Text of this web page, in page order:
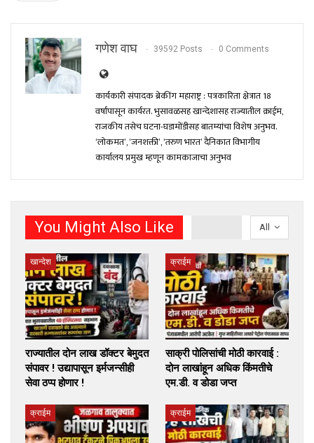
गणेश वाघ 39592 Posts 0 Comments
कार्यकारी संपादक ब्रेकींग महाराष्ट्र : पत्रकारिता क्षेत्रात 18
वर्षांपासून कार्यरत. भुसावळसह खान्देशासह राज्यातील क्राईम,
राजकीय तसेच घटना-घडामोंडीसह बातम्यांचा विशेष अनुभव.
‘लोकमत’, ‘जनशक्ती’, ‘तरुण भारत’ दैनिकात विभागीय
कार्यालय प्रमुख म्हणून कामकाजाचा अनुभव
All
You Might Also Like
खान्देश
राज्यातील दोन लाख डॉक्टर बेमुदत
संपावर ! उद्यापासून इर्मजन्सीही
सेवा ठप्प होणार !
क्राईम
साक्री पोलिसांची मोठी कारवाई :
दोन लाखांहून अधिक किंमतीचे
एम.डी. व डोडा जप्त
क्राईम क्राईम